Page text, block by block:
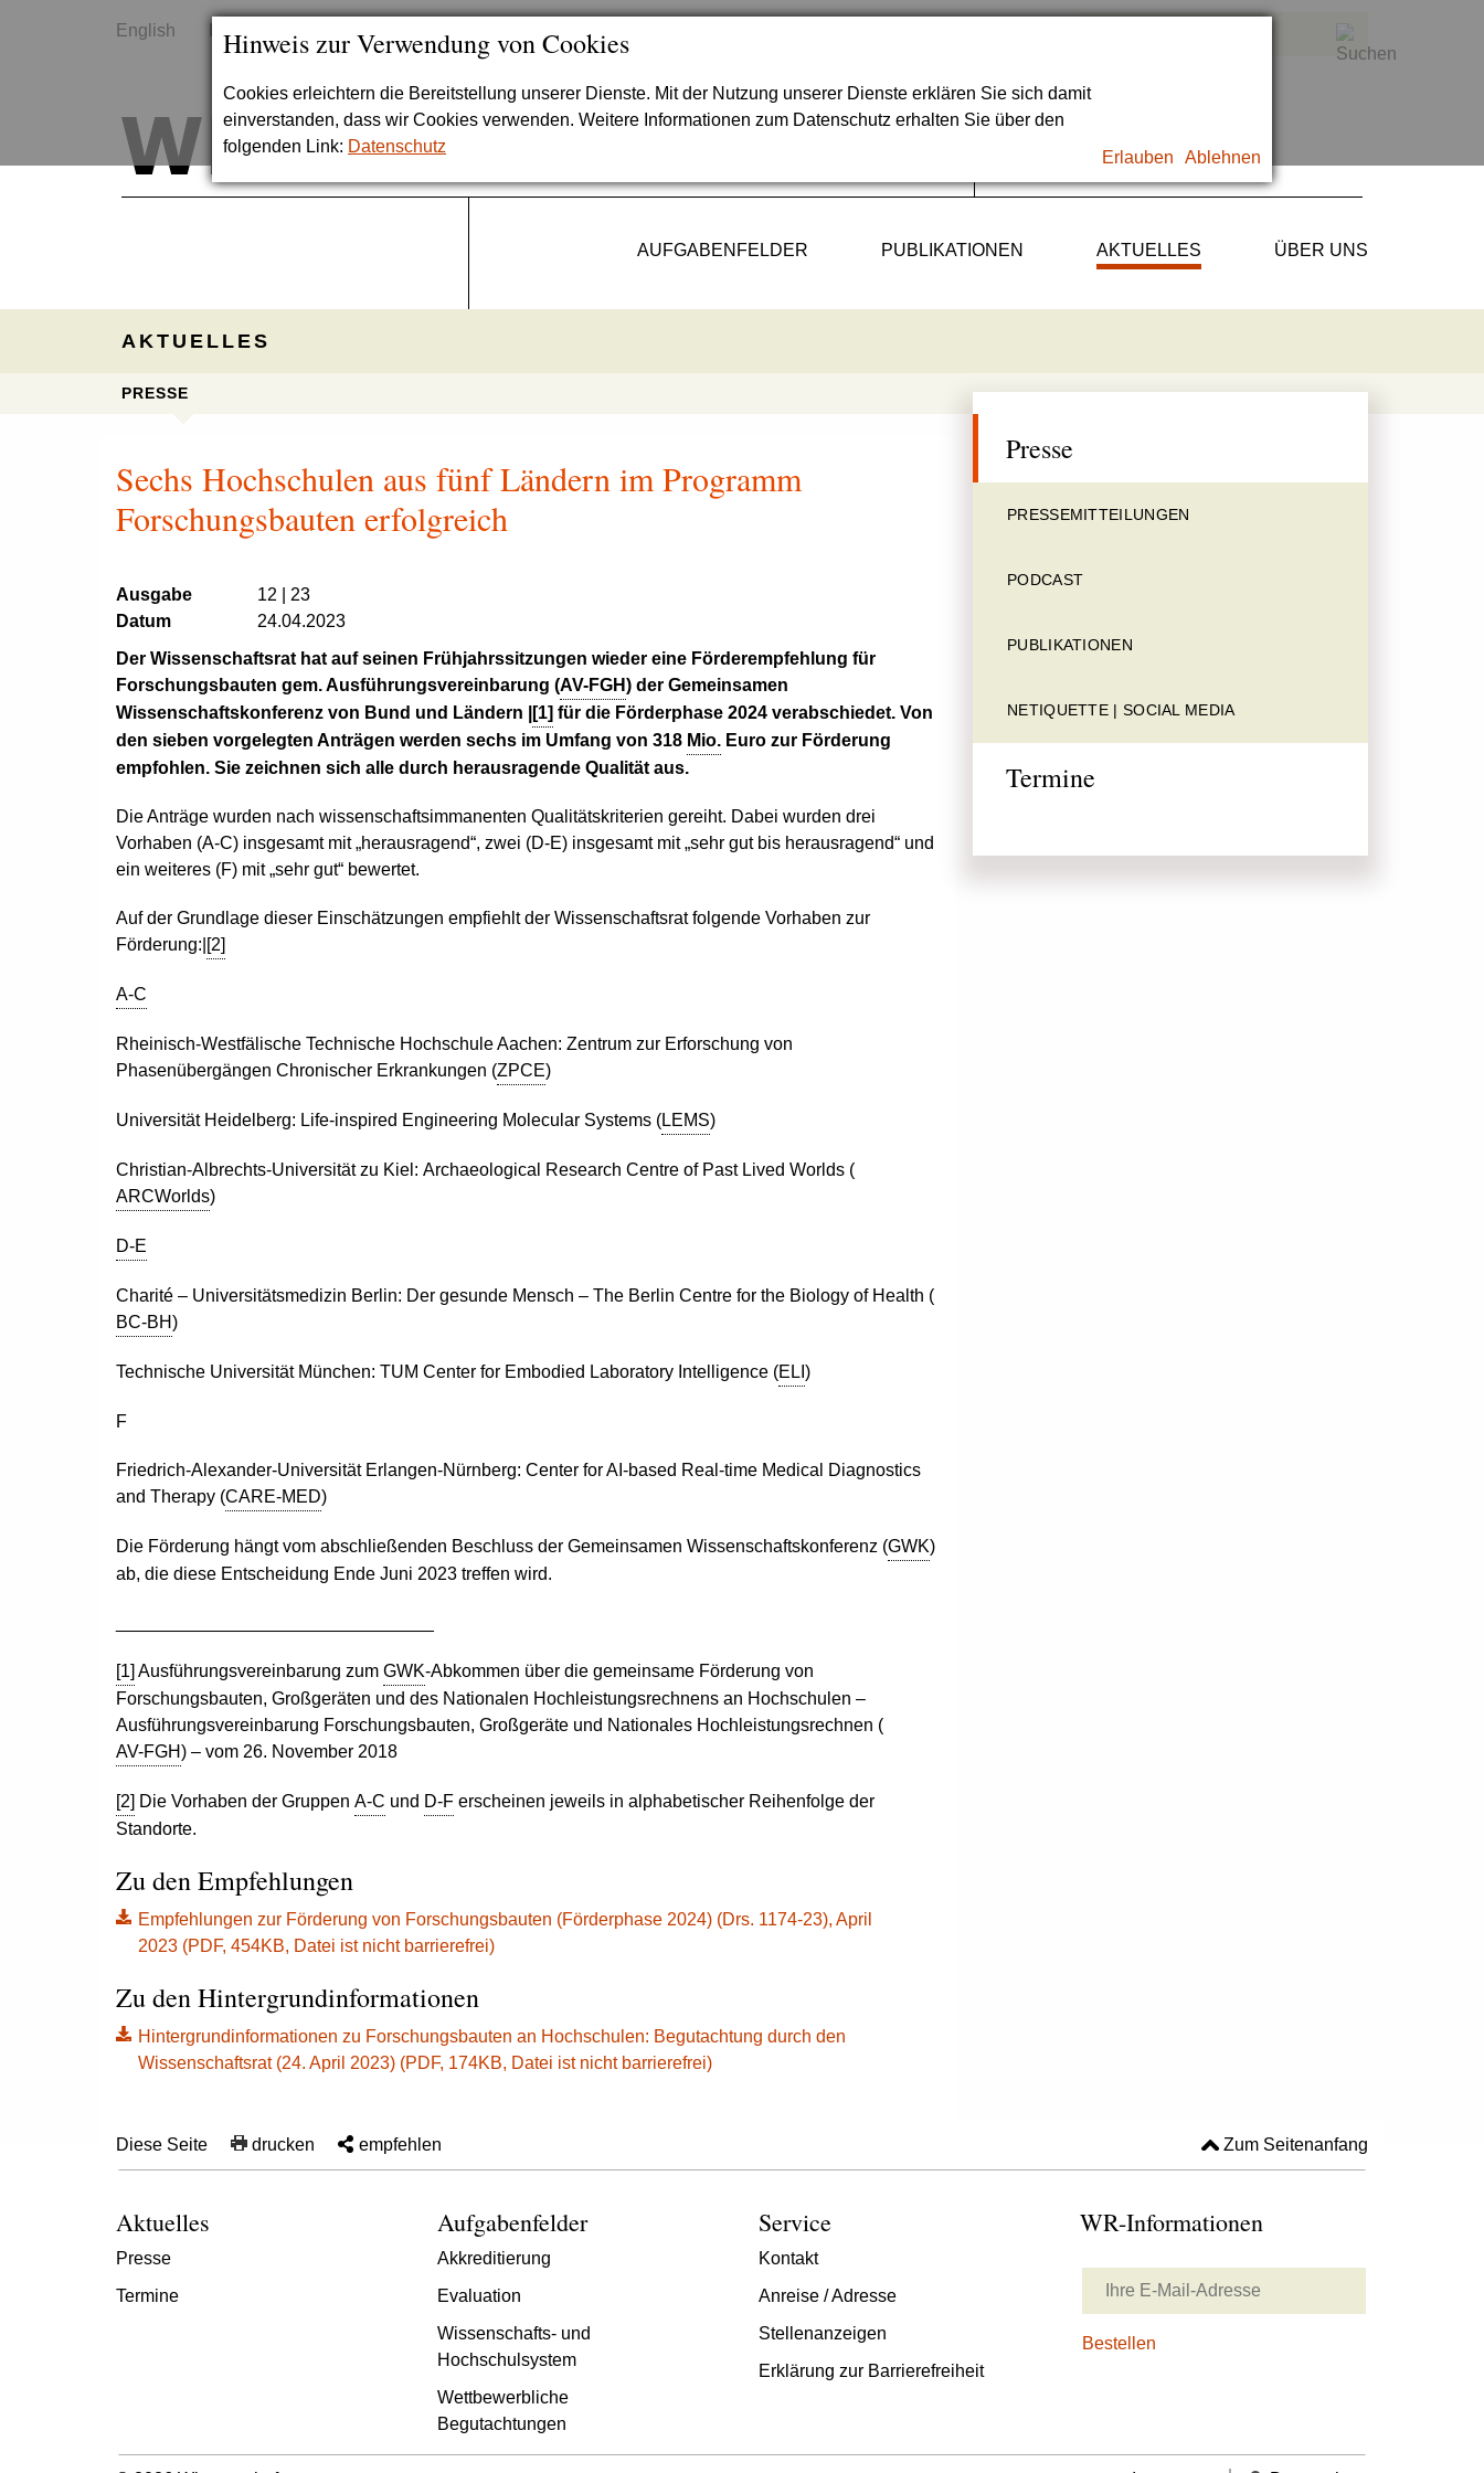
Hinweis zur Verwendung von Cookies
Cookies erleichtern die Bereitstellung unserer Dienste. Mit der Nutzung unserer Dienste erklären Sie sich damit
einverstanden, dass wir Cookies verwenden. Weitere Informationen zum Datenschutz erhalten Sie über den
folgenden Link: Datenschutz
Erlauben Ablehnen
English
AUFGABENFELDER PUBLIKATIONEN AKTUELLES ÜBER UNS
AKTUELLES
PRESSE
Sechs Hochschulen aus fünf Ländern im Programm
Forschungsbauten erfolgreich
Ausgabe
12 | 23
Datum
24.04.2023
Der Wissenschaftsrat hat auf seinen Frühjahrssitzungen wieder eine Förderempfehlung für
Forschungsbauten gem. Ausführungsvereinbarung (AV-FGH) der Gemeinsamen
Wissenschaftskonferenz von Bund und Ländern |
[1] für die Förderphase 2024 verabschiedet. Von
den sieben vorgelegten Anträgen werden sechs im Umfang von 318 Mio. Euro zur Förderung
empfohlen. Sie zeichnen sich alle durch herausragende Qualität aus.
Die Anträge wurden nach wissenschaftsimmanenten Qualitätskriterien gereiht. Dabei wurden drei
Vorhaben (A‑C) insgesamt mit „herausragend“, zwei (D‑E) insgesamt mit „sehr gut bis herausragend“ und
ein weiteres (F) mit „sehr gut“ bewertet.
Auf der Grundlage dieser Einschätzungen empfiehlt der Wissenschaftsrat folgende Vorhaben zur
Förderung:| [2]
A-C
Rheinisch-Westfälische Technische Hochschule Aachen: Zentrum zur Erforschung von
Phasenübergängen Chronischer Erkrankungen (ZPCE)
Universität Heidelberg: Life-inspired Engineering Molecular Systems (LEMS)
Christian-Albrechts-Universität zu Kiel: Archaeological Research Centre of Past Lived Worlds (
ARCWorlds)
D-E
Charité – Universitätsmedizin Berlin: Der gesunde Mensch – The Berlin Centre for the Biology of Health (
BC-BH)
Technische Universität München: TUM Center for Embodied Laboratory Intelligence (ELI )
F
Friedrich-Alexander-Universität Erlangen-Nürnberg: Center for AI-based Real-time Medical Diagnostics
and Therapy (CARE-MED)
Die Förderung hängt vom abschließenden Beschluss der Gemeinsamen Wissenschaftskonferenz (GWK)
ab, die diese Entscheidung Ende Juni 2023 treffen wird.
[1] Ausführungsvereinbarung zum GWK-Abkommen über die gemeinsame Förderung von
Forschungsbauten, Großgeräten und des Nationalen Hochleistungsrechnens an Hochschulen –
Ausführungsvereinbarung Forschungsbauten, Großgeräte und Nationales Hochleistungsrechnen (
AV-FGH) – vom 26. November 2018
[2] Die Vorhaben der Gruppen A-C und D-F erscheinen jeweils in alphabetischer Reihenfolge der
Standorte.
Zu den Empfehlungen
Empfehlungen zur Förderung von Forschungsbauten (Förderphase 2024) (Drs. 1174-23), April
2023 (PDF, 454KB, Datei ist nicht barrierefrei)
Zu den Hintergrundinformationen
Hintergrundinformationen zu Forschungsbauten an Hochschulen: Begutachtung durch den
Wissenschaftsrat (24. April 2023) (PDF, 174KB, Datei ist nicht barrierefrei)
Presse
PRESSEMITTEILUNGEN
PODCAST
PUBLIKATIONEN
NETIQUETTE | SOCIAL MEDIA
Termine
Diese Seite drucken empfehlen Zum Seitenanfang
Aktuelles
Presse
Termine
Aufgabenfelder
Akkreditierung
Evaluation
Wissenschafts- und
Hochschulsystem
Wettbewerbliche
Begutachtungen
Service
Kontakt
Anreise / Adresse
Stellenanzeigen
Erklärung zur Barrierefreiheit
WR-Informationen